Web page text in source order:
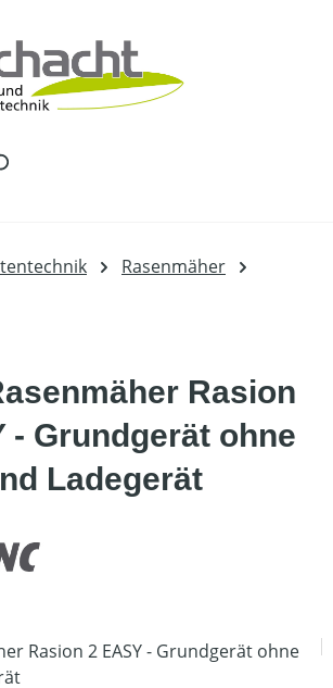
Rasenmäher
Rasion
- Grundgerät ohne
Ladegerät